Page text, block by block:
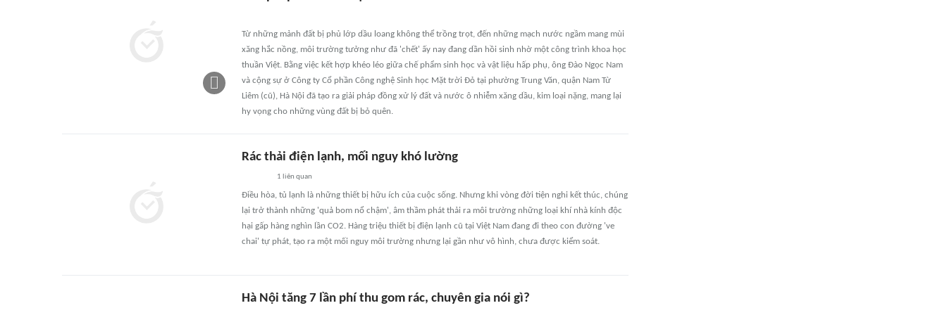
Từ những mảnh đất bị phủ lớp dầu loang không thể trồng trọt, đến những mạch nước ngầm mang mùi
xăng hắc nồng, môi trường tưởng như đã 'chết' ấy nay đang dần hồi sinh nhờ một công trình khoa học
thuần Việt. Bằng việc kết hợp khéo léo giữa chế phẩm sinh học và vật liệu hấp phụ, ông Đào Ngọc Nam
và cộng sự ở Công ty Cổ phần Công nghệ Sinh học Mặt trời Đỏ tại phường Trung Văn, quận Nam Từ
Liêm (cũ), Hà Nội đã tạo ra giải pháp đồng xử lý đất và nước ô nhiễm xăng dầu, kim loại nặng, mang lại
hy vọng cho những vùng đất bị bỏ quên.
Rác thải điện lạnh, mối nguy khó lường
1 liên quan
Điều hòa, tủ lạnh là những thiết bị hữu ích của cuộc sống. Nhưng khi vòng đời tiện nghi kết thúc, chúng
lại trở thành những 'quả bom nổ chậm', âm thầm phát thải ra môi trường những loại khí nhà kính độc
hại gấp hàng nghìn lần CO2. Hàng triệu thiết bị điện lạnh cũ tại Việt Nam đang đi theo con đường 've
chai' tự phát, tạo ra một mối nguy môi trường nhưng lại gần như vô hình, chưa được kiểm soát.
Hà Nội tăng 7 lần phí thu gom rác, chuyên gia nói gì?